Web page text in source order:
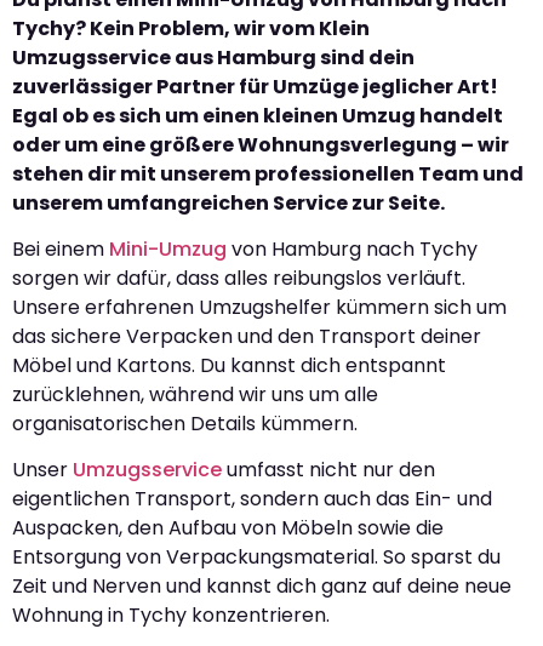
Tychy? Kein Problem, wir vom Klein
Umzugsservice aus Hamburg sind dein
zuverlässiger Partner für Umzüge jeglicher Art!
Egal ob es sich um einen kleinen Umzug handelt
oder um eine größere Wohnungsverlegung – wir
stehen dir mit unserem professionellen Team und
unserem umfangreichen Service zur Seite.
Bei einem Mini-Umzug von Hamburg nach Tychy
sorgen wir dafür, dass alles reibungslos verläuft.
Unsere erfahrenen Umzugshelfer kümmern sich um
das sichere Verpacken und den Transport deiner
Möbel und Kartons. Du kannst dich entspannt
zurücklehnen, während wir uns um alle
organisatorischen Details kümmern.
Unser Umzugsserviceumfasst nicht nur den
eigentlichen Transport, sondern auch das Ein- und
Auspacken, den Aufbau von Möbeln sowie die
Entsorgung von Verpackungsmaterial. So sparst du
Zeit und Nerven und kannst dich ganz auf deine neue
Wohnung in Tychy konzentrieren.